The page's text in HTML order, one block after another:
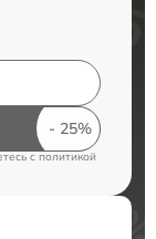
cполитикой